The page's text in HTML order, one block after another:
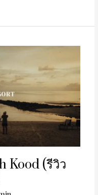
Kood (รีวิว